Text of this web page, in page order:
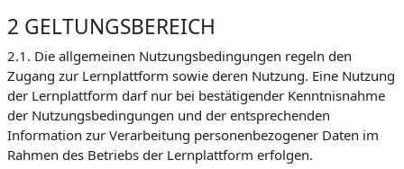
2 GELTUNGSBEREICH
2.1. Die allgemeinen Nutzungsbedingungen regeln den
Zugang zur Lernplattform sowie deren Nutzung. Eine Nutzung
der Lernplattform darf nur bei bestätigender Kenntnisnahme
der Nutzungsbedingungen und der entsprechenden
Information zur Verarbeitung personenbezogener Daten im
Rahmen des Betriebs der Lernplattform erfolgen.